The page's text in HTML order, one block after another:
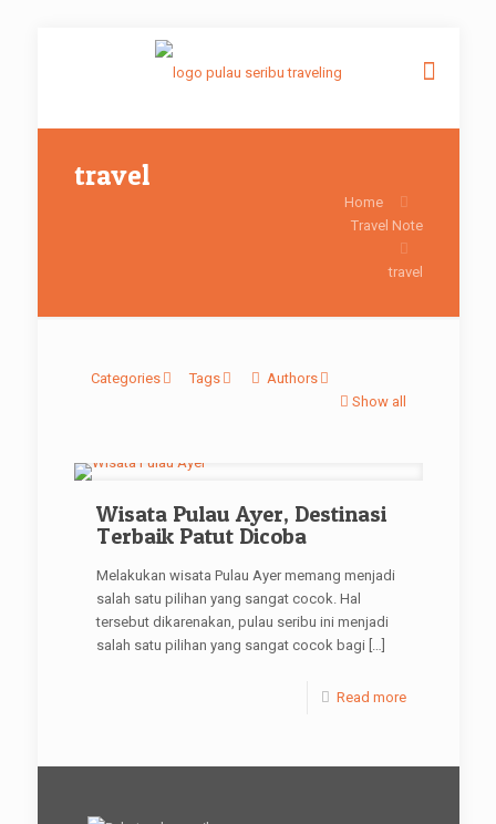
travel
Home
Travel Note
travel
Categories Tags
Authors
Show all
Wisata Pulau Ayer, Destinasi
Terbaik Patut Dicoba
Melakukan wisata Pulau Ayer memang menjadi
salah satu pilihan yang sangat cocok. Hal
tersebut dikarenakan, pulau seribu ini menjadi
salah satu pilihan yang sangat cocok bagi […]
Read more